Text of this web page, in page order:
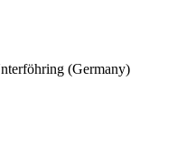
(Germany)